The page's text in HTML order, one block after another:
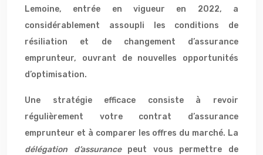
Lemoine, entrée en vigueur en 2022, a
considérablement assoupli les conditions de
résiliation et de changement d’assurance
emprunteur, ouvrant de nouvelles opportunités
d’optimisation.
Une stratégie efficace consiste à revoir
régulièrement votre contrat d’assurance
emprunteur et à comparer les offres du marché. La
délégation d’assurance peut vous permettre de